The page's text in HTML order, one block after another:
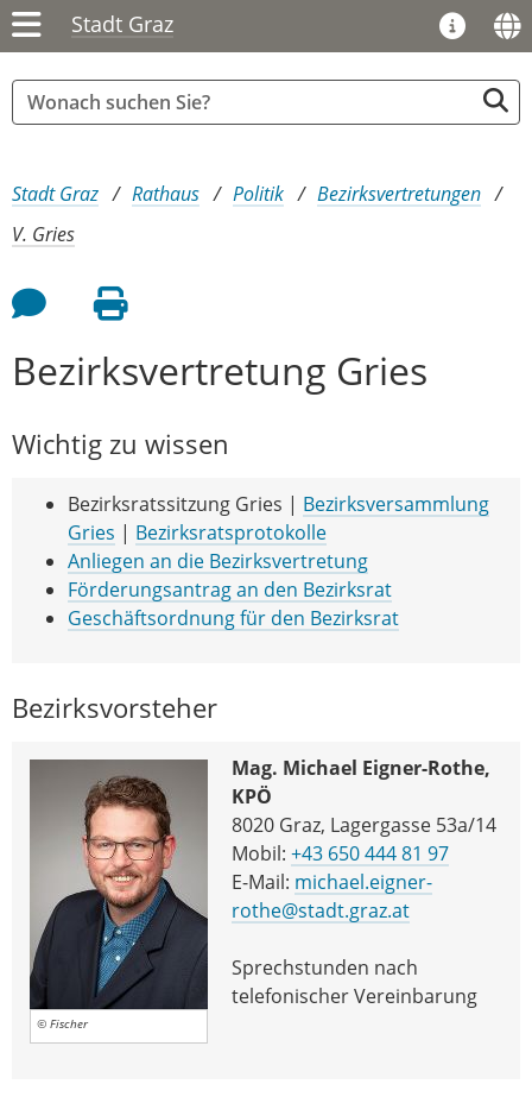
Stadt Graz
Sie sind hier:
Stadt Graz Rathaus Politik
Bezirksvertretungen
V. Gries
Feedback an Autor
Seite drucken
Bezirksvertretung Gries
Wichtig zu wissen
Bezirksratssitzung Gries | Bezirksversammlung
Gries | Bezirksratsprotokolle
Anliegen an die Bezirksvertretung
Förderungsantrag an den Bezirksrat
Geschäftsordnung für den Bezirksrat
Bezirksvorsteher
© Fischer
Mag. Michael Eigner-Rothe,
KPÖ
8020 Graz, Lagergasse 53a/14
Mobil: +43 650 444 81 97
E-Mail: michael.eigner-
rothe@stadt.graz.at
Sprechstunden nach
telefonischer Vereinbarung